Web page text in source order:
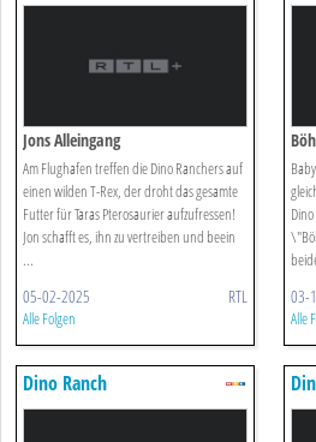
Jons Alleingang
Am Flughafen treffen die Dino Ranchers auf
einen wilden T-Rex, der droht das gesamte
Futter für Taras Pterosaurier aufzufressen!
Jon schafft es, ihn zu vertreiben und beein
...
05-02-2025 RTL
Alle Folgen
03-
Alle
Dino Ranch